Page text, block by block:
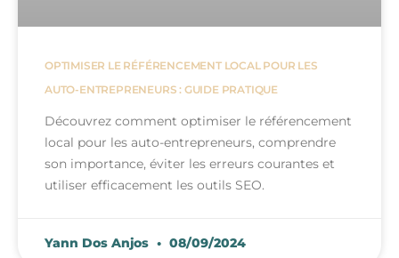
OPTIMISER LE RÉFÉRENCEMENT LOCAL POUR LES
AUTO-ENTREPRENEURS : GUIDE PRATIQUE
Découvrez comment optimiser le référencement
local pour les auto-entrepreneurs, comprendre
son importance, éviter les erreurs courantes et
utiliser efficacement les outils SEO.
Yann Dos Anjos 08/09/2024